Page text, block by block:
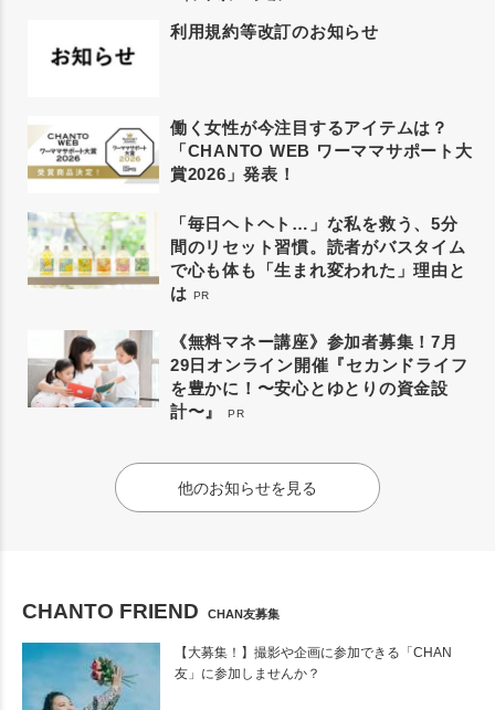
利用規約等改訂のお知らせ
働く女性が今注目するアイテムは？
「CHANTO WEB ワーママサポート大
賞2026」発表！
「毎日ヘトヘト…」な私を救う、5分
間のリセット習慣。読者がバスタイム
で心も体も「生まれ変われた」理由と
は PR
《無料マネー講座》参加者募集！7月
29日オンライン開催『セカンドライフ
を豊かに！〜安心とゆとりの資金設
計〜』
PR
他のお知らせを見る
CHANTO FRIEND CHAN友募集
【大募集！】撮影や企画に参加できる「CHAN
友」に参加しませんか？